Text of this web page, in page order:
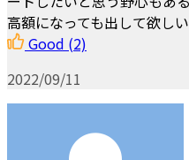
高額になっても出して欲し
Good (2)
2022/09/11